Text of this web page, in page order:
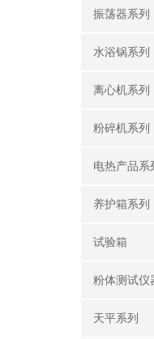
振荡器系列
水浴锅系列
离心机系列
粉碎机系列
电热产品系
养护箱系列
试验箱
粉体测试仪
天平系列